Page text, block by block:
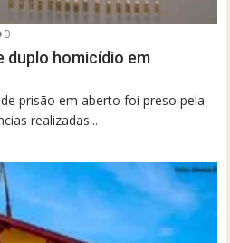
0
duplo homicídio em
prisão em aberto foi preso pela
realizadas...